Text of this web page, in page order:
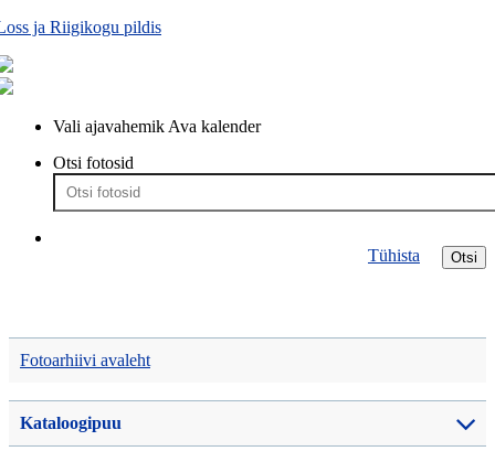
ja Riigikogu pildis
Vali ajavahemik Ava kalender
Otsi fotosid
Otsi
Tühista
Fotoarhiivi avaleht
Kataloogipuu